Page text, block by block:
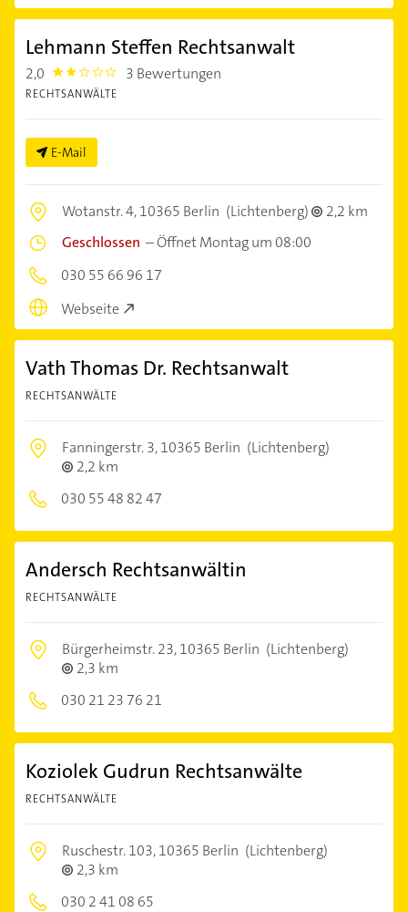
Lehmann Steffen Rechtsanwalt
2,0 2.0 3 Bewertungen
RECHTSANWÄLTE
E-Mail
Wotanstr. 4,10365 Berlin (Lichtenberg)
2,2 km
Geschlossen –Öffnet Montag um 08:00
030 55 66 96 17
Webseite
Vath Thomas Dr. Rechtsanwalt
RECHTSANWÄLTE
Fanningerstr. 3,10365 Berlin (Lichtenberg)
2,2 km
030 55 48 82 47
Andersch Rechtsanwältin
RECHTSANWÄLTE
Bürgerheimstr. 23,10365 Berlin (Lichtenberg)
2,3 km
030 21 23 76 21
Koziolek Gudrun Rechtsanwälte
RECHTSANWÄLTE
Ruschestr. 103,10365 Berlin (Lichtenberg)
2,3 km
030 2 41 08 65